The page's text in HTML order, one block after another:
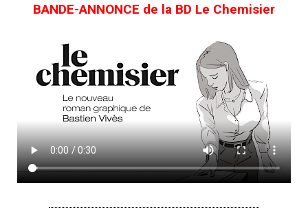
BANDE-ANNONCE de la BD Le Chemisier